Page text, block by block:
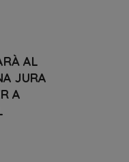
AL
JURA
A